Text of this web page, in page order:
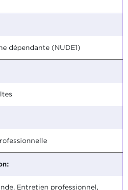
dépendante (NUDE1)
Entretien professionnel,